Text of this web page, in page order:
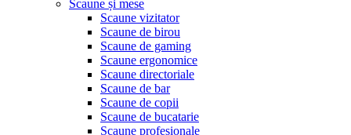
Scaune și mese
Scaune vizitator
Scaune de birou
Scaune de gaming
Scaune ergonomice
Scaune directoriale
Scaune de bar
Scaune de copii
Scaune de bucatarie
Scaune profesionale